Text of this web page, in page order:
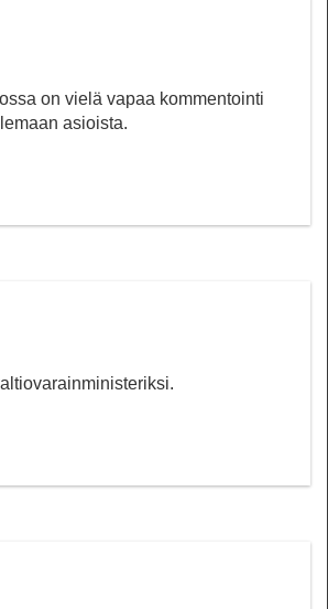
on vielä vapaa kommentointi
asioista.